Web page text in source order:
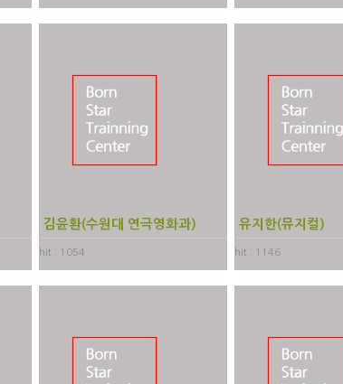
김윤환(수원대 연극영화과)
hit : 1054
유지한(뮤지컬)
hit : 1146